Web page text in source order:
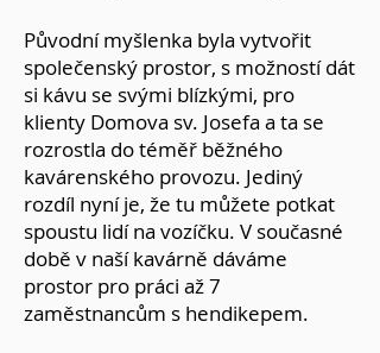
Původní myšlenka byla vytvořit
společenský prostor, s možností dát
si kávu se svými blízkými, pro
klienty Domova sv. Josefa a ta se
rozrostla do téměř běžného
kavárenského provozu. Jediný
rozdíl nyní je, že tu můžete potkat
spoustu lidí na vozíčku. V současné
době v naší kavárně dáváme
prostor pro práci až 7
zaměstnancům s hendikepem.